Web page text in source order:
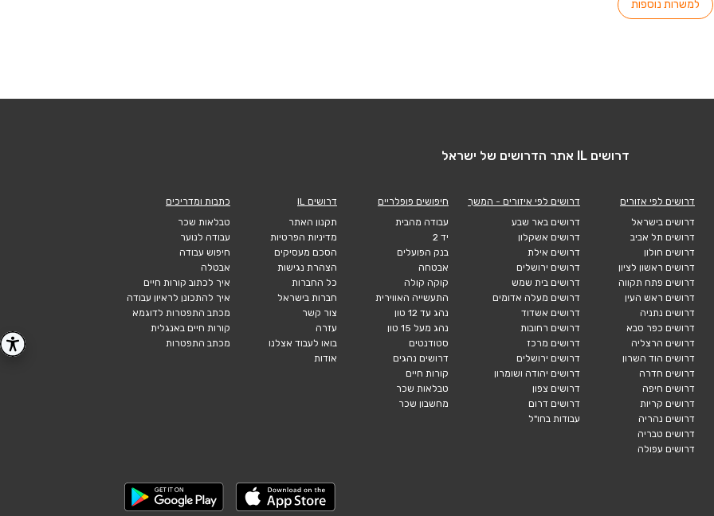
למשרות נוספות
דרושים IL אתר הדרושים של ישראל
דרושים לפי אזורים
דרושים בישראל
דרושים תל אביב
דרושים חולון
דרושים ראשון לציון
דרושים פתח תקווה
דרושים ראש העין
דרושים נתניה
דרושים כפר סבא
דרושים הרצליה
דרושים הוד השרון
דרושים חדרה
דרושים חיפה
דרושים קריות
דרושים נהריה
דרושים טבריה
דרושים עפולה
דרושים לפי איזורים - המשך
דרושים באר שבע
דרושים אשקלון
דרושים אילת
דרושים ירושלים
דרושים בית שמש
דרושים מעלה אדומים
דרושים אשדוד
דרושים רחובות
דרושים מרכז
דרושים ירושלים
דרושים יהודה ושומרון
דרושים צפון
דרושים דרום
עבודות בחו"ל
חיפושים פופלריים
עבודה מהבית
יד 2
בנק הפועלים
אבטחה
קוקה קולה
התעשייה האווירית
נהג עד 12 טון
נהג מעל 15 טון
סטודנטים
דרושים נהגים
קורות חיים
טבלאות שכר
מחשבון שכר
דרושים IL
תקנון האתר
מדיניות הפרטיות
הסכם מעסיקים
הצהרת נגישות
כל החברות
חברות בישראל
צור קשר
עזרה
בואו לעבוד אצלנו
אודות
כתבות ומדריכים
טבלאות שכר
עבודה לנוער
חיפוש עבודה
אבטלה
איך לכתוב קורות חיים
איך להתכונן לראיון עבודה
מכתב התפטרות לדוגמא
קורות חיים באנגלית
מכתב התפטרות